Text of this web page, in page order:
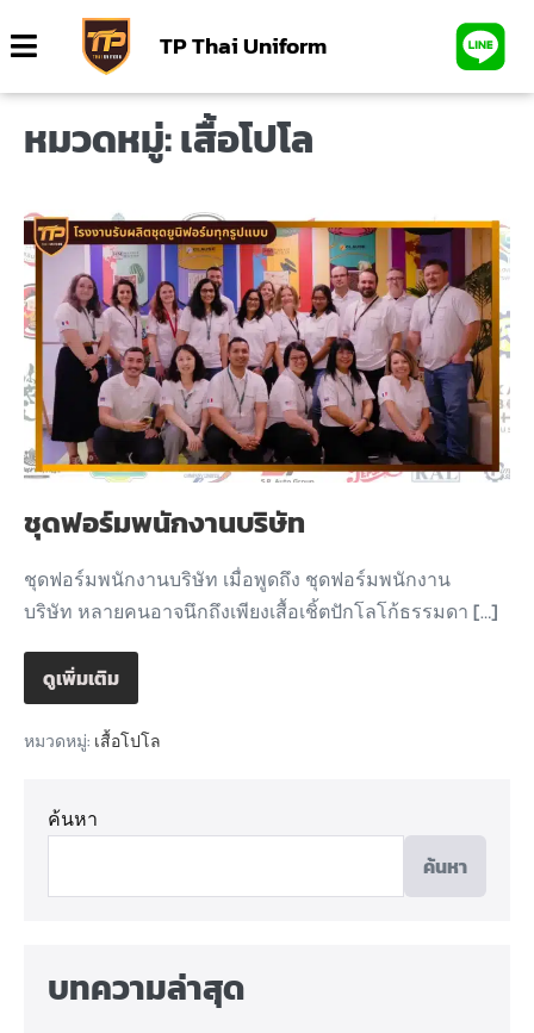
TP Thai Uniform
หมวดหมู่:เสื้อโปโล
ชุดฟอร์มพนักงานบริษัท
ชุดฟอร์มพนักงานบริษัท เมื่อพูดถึง ชุดฟอร์มพนักงาน
บริษัท หลายคนอาจนึกถึงเพียงเสื้อเชิ้ตปักโลโก้ธรรมดา […]
ดูเพิ่มเติม
หมวดหมู่: เสื้อโปโล
ค้นหา
ค้นหา
บทความล่าสุด